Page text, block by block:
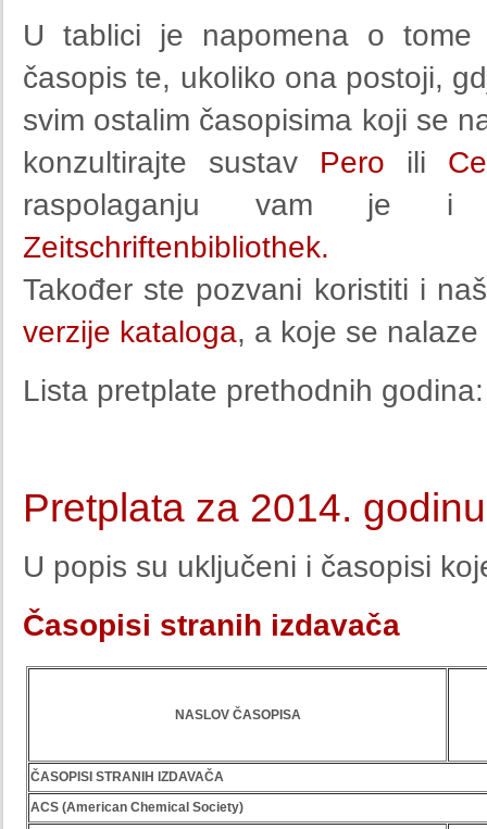
U tablici je napomena o
časopis te, ukoliko ona postoji,
svim ostalim časopisima koji se
konzultirajte sustav Pero ili
raspolaganju vam je i
Zeitschriftenbibliothek.
Također ste pozvani koristiti i
verzije kataloga, a koje se
Lista pretplate prethodnih
Pretplata za 2014. godinu
U popis su uključeni i časopisi
Časopisi stranih izdavača
NASLOV ČASOPISA
ČASOPISI STRANIH IZDAVAČA
ACS (American Chemical Society)